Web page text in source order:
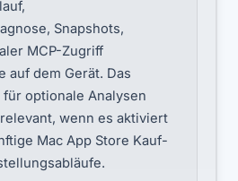
Snapshots,
MCP-Zugriff
auf dem Gerät. Das
optionale Analysen
wenn es aktiviert
Mac App Store Kauf-